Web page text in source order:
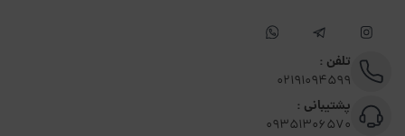
تلفن :
02191094599
پشتیبانی :
09351306570